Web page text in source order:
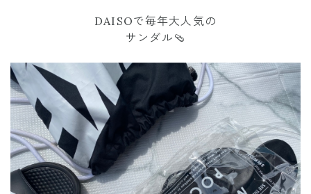
DAISOで毎年大人気の
サンダル🩴